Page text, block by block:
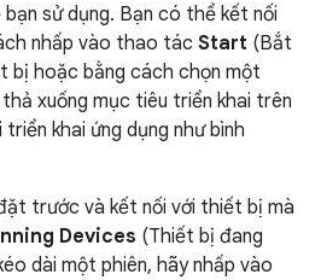
sử dụng. Bạn có thể kết nối
nhấp vào thao tác Start (Bắt
bị hoặc bằng cách chọn một
xuống mục tiêu triển khai trên
khai ứng dụng như bình
trước và kết nối với thiết bị mà
Devices (Thiết bị đang
dài một phiên, hãy nhấp vào